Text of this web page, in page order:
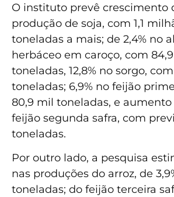
O instituto prevê crescimento
produção de soja, com 1,1
toneladas a mais; de 2,4% no
herbáceo em caroço, com
toneladas, 12,8% no sorgo,
toneladas; 6,9% no feijão
80,9 mil toneladas, e aumento
feijão segunda safra, com
toneladas.
Por outro lado, a pesquisa
nas produções do arroz, de
toneladas; do feijão terceira